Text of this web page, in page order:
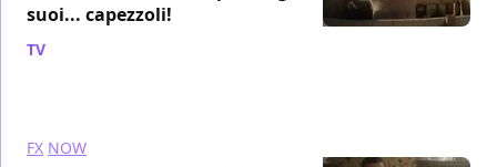
suoi... capezzoli!
TV
FX NOW